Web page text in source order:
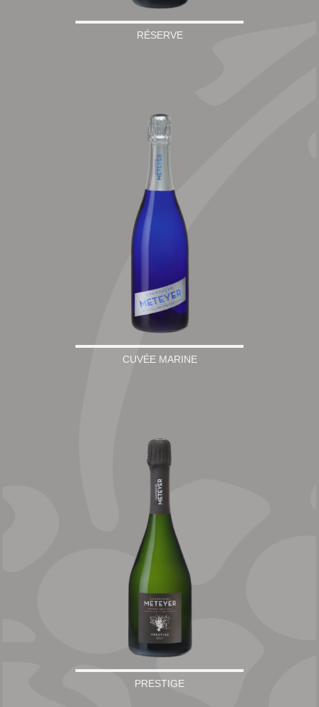
RÉSERVE
CUVÉE MARINE
PRESTIGE